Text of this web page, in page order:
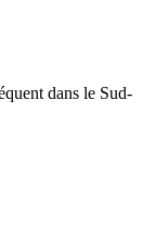
dans le Sud-